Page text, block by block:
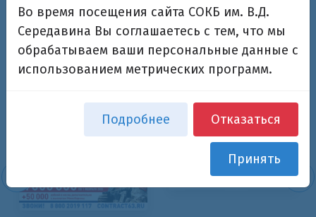
объявлениями
Возврат к списку
Во время посещения сайта СОКБ им. В.Д.
Середавина Вы соглашаетесь с тем, что мы
обрабатываем ваши персональные данные с
использованием метрических программ.
Подробнее Отказаться
Принять